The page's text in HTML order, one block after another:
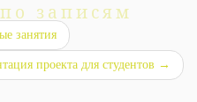
записям
занятия
проекта для студентов →